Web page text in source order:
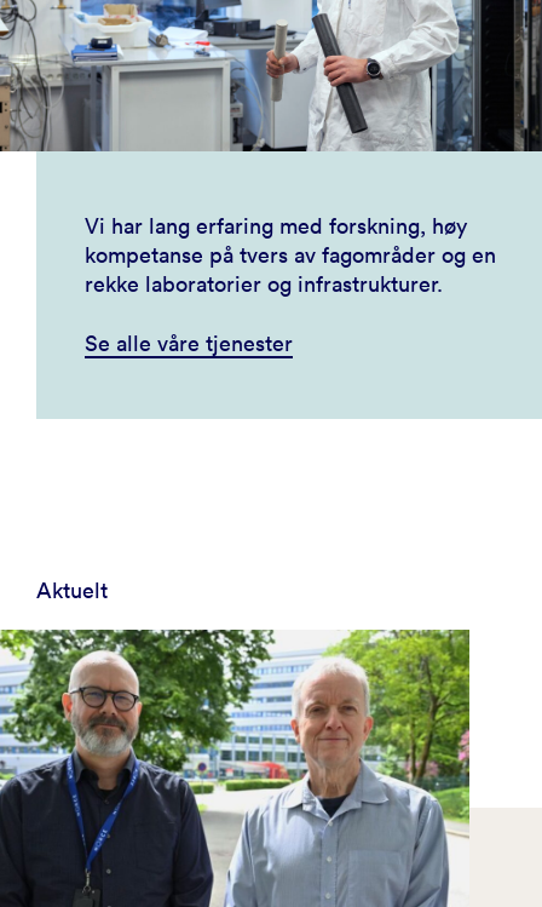
Vi har lang erfaring med forskning, høy
kompetanse på tvers av fagområder og en
rekke laboratorier og infrastrukturer.
Se alle våre tjenester
Aktuelt